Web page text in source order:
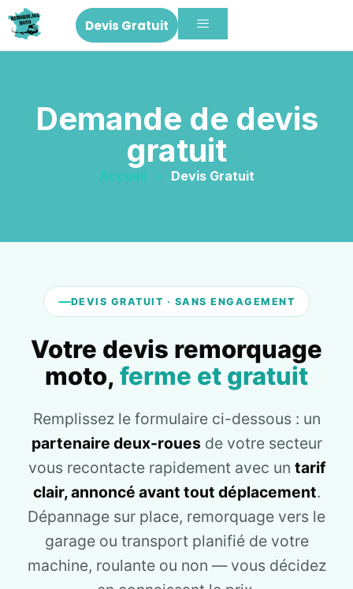
Devis Gratuit
Demande de devis
gratuit
Accueil » Devis Gratuit
DEVIS GRATUIT · SANS ENGAGEMENT
Votre devis remorquage
moto, ferme et gratuit
Remplissez le formulaire ci-dessous : un
partenaire deux-rouesde votre secteur
vous recontacte rapidement avec un tarif
clair, annoncé avant tout déplacement.
Dépannage sur place, remorquage vers le
garage ou transport planifié de votre
machine, roulante ou non — vous décidez